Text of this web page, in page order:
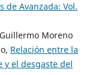
de Avanzada: Vol.
Moreno
Relación entre la
y el desgaste del